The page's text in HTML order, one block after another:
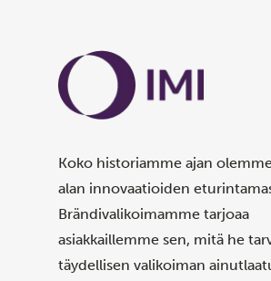
Koko historiamme ajan
alan innovaatioiden
Brändivalikoimamme tarjoaa
asiakkaillemme sen, mitä he
täydellisen valikoiman